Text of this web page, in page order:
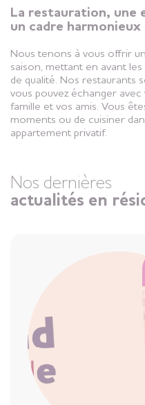
La restauration, une
un cadre harmonieux
Nous tenons à vous offrir
saison, mettant en avant
de qualité. Nos restaurants
vous pouvez échanger
famille et vos amis. Vous
moments ou de cuisiner
appartement privatif.
Nos dernières
actualités en